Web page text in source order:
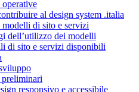
operative
al design system .italia
di sito e servizi
dell’utilizzo dei modelli
di sito e servizi disponibili
responsivo e accessibile